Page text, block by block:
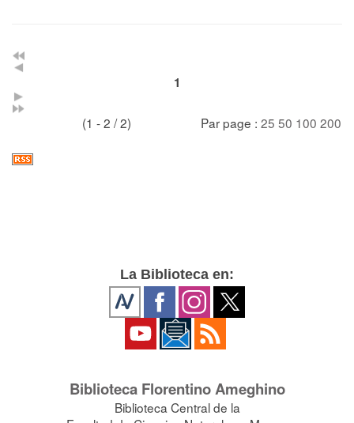
1
(1 - 2 / 2) Par page : 25 50 100 200
La Biblioteca en:
Biblioteca Florentino Ameghino
Biblioteca Central de la